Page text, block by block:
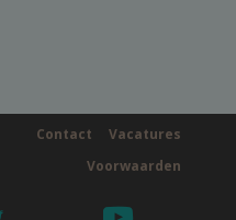
Vacatures
Contact
Voorwaarden